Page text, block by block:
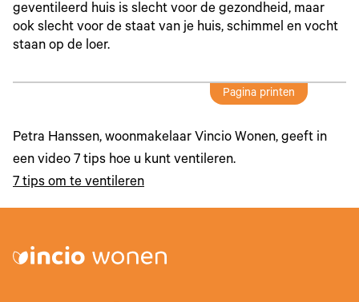
geventileerd huis is slecht voor de gezondheid, maar
ook slecht voor de staat van je huis, schimmel en vocht
staan op de loer.
Pagina printen
Petra Hanssen, woonmakelaar Vincio Wonen, geeft in
een video 7 tips hoe u kunt ventileren.
7 tips om te ventileren